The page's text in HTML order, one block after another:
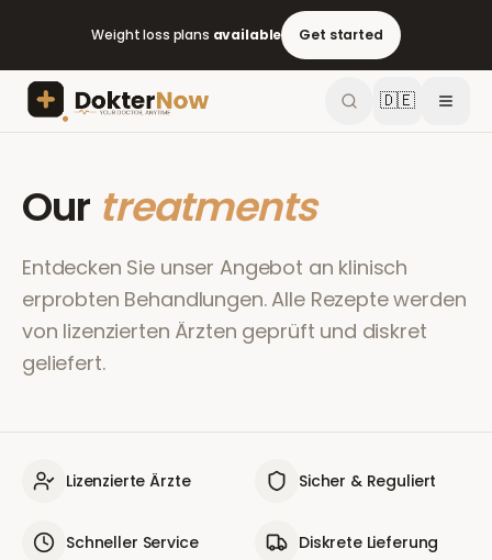
Weight loss plans available Get started
🇩🇪
Our treatments
Entdecken Sie unser Angebot an klinisch
erprobten Behandlungen. Alle Rezepte werden
von lizenzierten Ärzten geprüft und diskret
geliefert.
Lizenzierte Ärzte Sicher & Reguliert
Schneller Service Diskrete Lieferung